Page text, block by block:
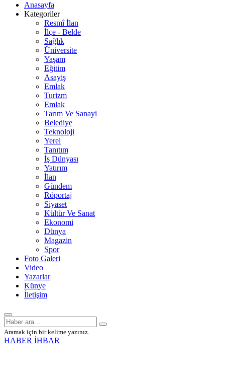
Anasayfa
Kategoriler
Resmî İlan
İlçe - Belde
Sağlık
Üniversite
Yaşam
Eğitim
Asayiş
Emlak
Turizm
Emlak
Tarım Ve Sanayi
Belediye
Teknoloji
Yerel
Tanıtım
İş Dünyası
Yatırım
İlan
Gündem
Röportaj
Siyaset
Kültür Ve Sanat
Ekonomi
Dünya
Magazin
Spor
Foto Galeri
Video
Yazarlar
Künye
İletişim
Aramak için bir kelime yazınız.
HABER İHBAR